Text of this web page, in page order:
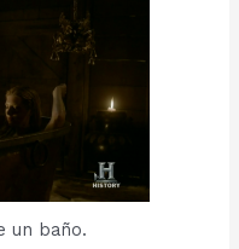
un baño.